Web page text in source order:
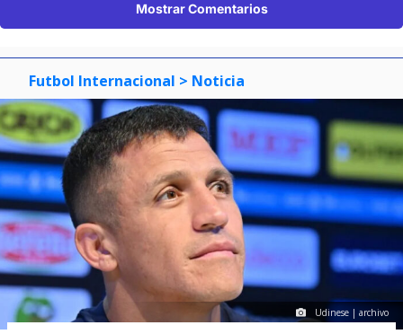
Mostrar Comentarios
Futbol Internacional > Noticia
Udinese | archivo